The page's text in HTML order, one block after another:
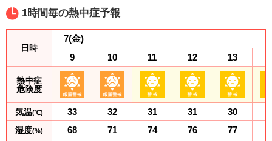
1時間毎の熱中症予報
日時
熱中症
危険度
気温(℃)
湿度(%)
7(金)
9
33
68
10
32
71
11
31
74
12
31
76
13
30
77